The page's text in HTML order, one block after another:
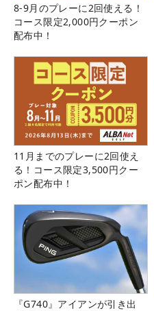
8-9月のプレーに2回使える！
コース限定2,000円クーポン
配布中！
11月までのプレーに2回使え
る！コース限定3,500円クー
ポン配布中！
『G740』アイアンが引き出